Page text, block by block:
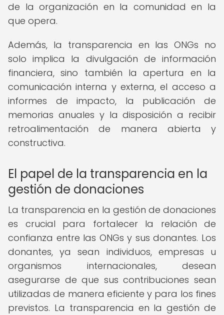
de la organización en la comunidad en la
que opera.
Además, la transparencia en las ONGs no
solo implica la divulgación de información
financiera, sino también la apertura en la
comunicación interna y externa, el acceso a
informes de impacto, la publicación de
memorias anuales y la disposición a recibir
retroalimentación de manera abierta y
constructiva.
El papel de la transparencia en la
gestión de donaciones
La transparencia en la gestión de donaciones
es crucial para fortalecer la relación de
confianza entre las ONGs y sus donantes. Los
donantes, ya sean individuos, empresas u
organismos internacionales, desean
asegurarse de que sus contribuciones sean
utilizadas de manera eficiente y para los fines
previstos. La transparencia en la gestión de